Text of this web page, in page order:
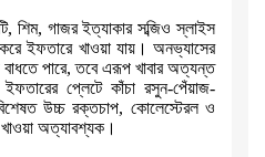
, শিম, গাজর ইত্যাকার সব্জিও স্লাইস
ইফতারে খাওয়া যায়। অনভ্যাসের
পারে,তবে এরূপ খাবার অত্যন্ত
প্লেটে কাঁচা রসুন-পেঁয়াজ-
উচ্চ রক্তচাপ, কোলেস্টেরল ও
অত্যাবশ্যক।